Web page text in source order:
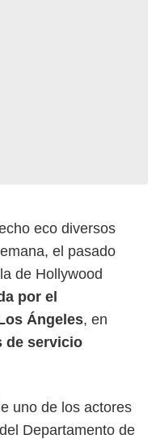
eco diversos
el pasado
de Hollywood
por el
Ángeles, en
de servicio
uno de los actores
Departamento de